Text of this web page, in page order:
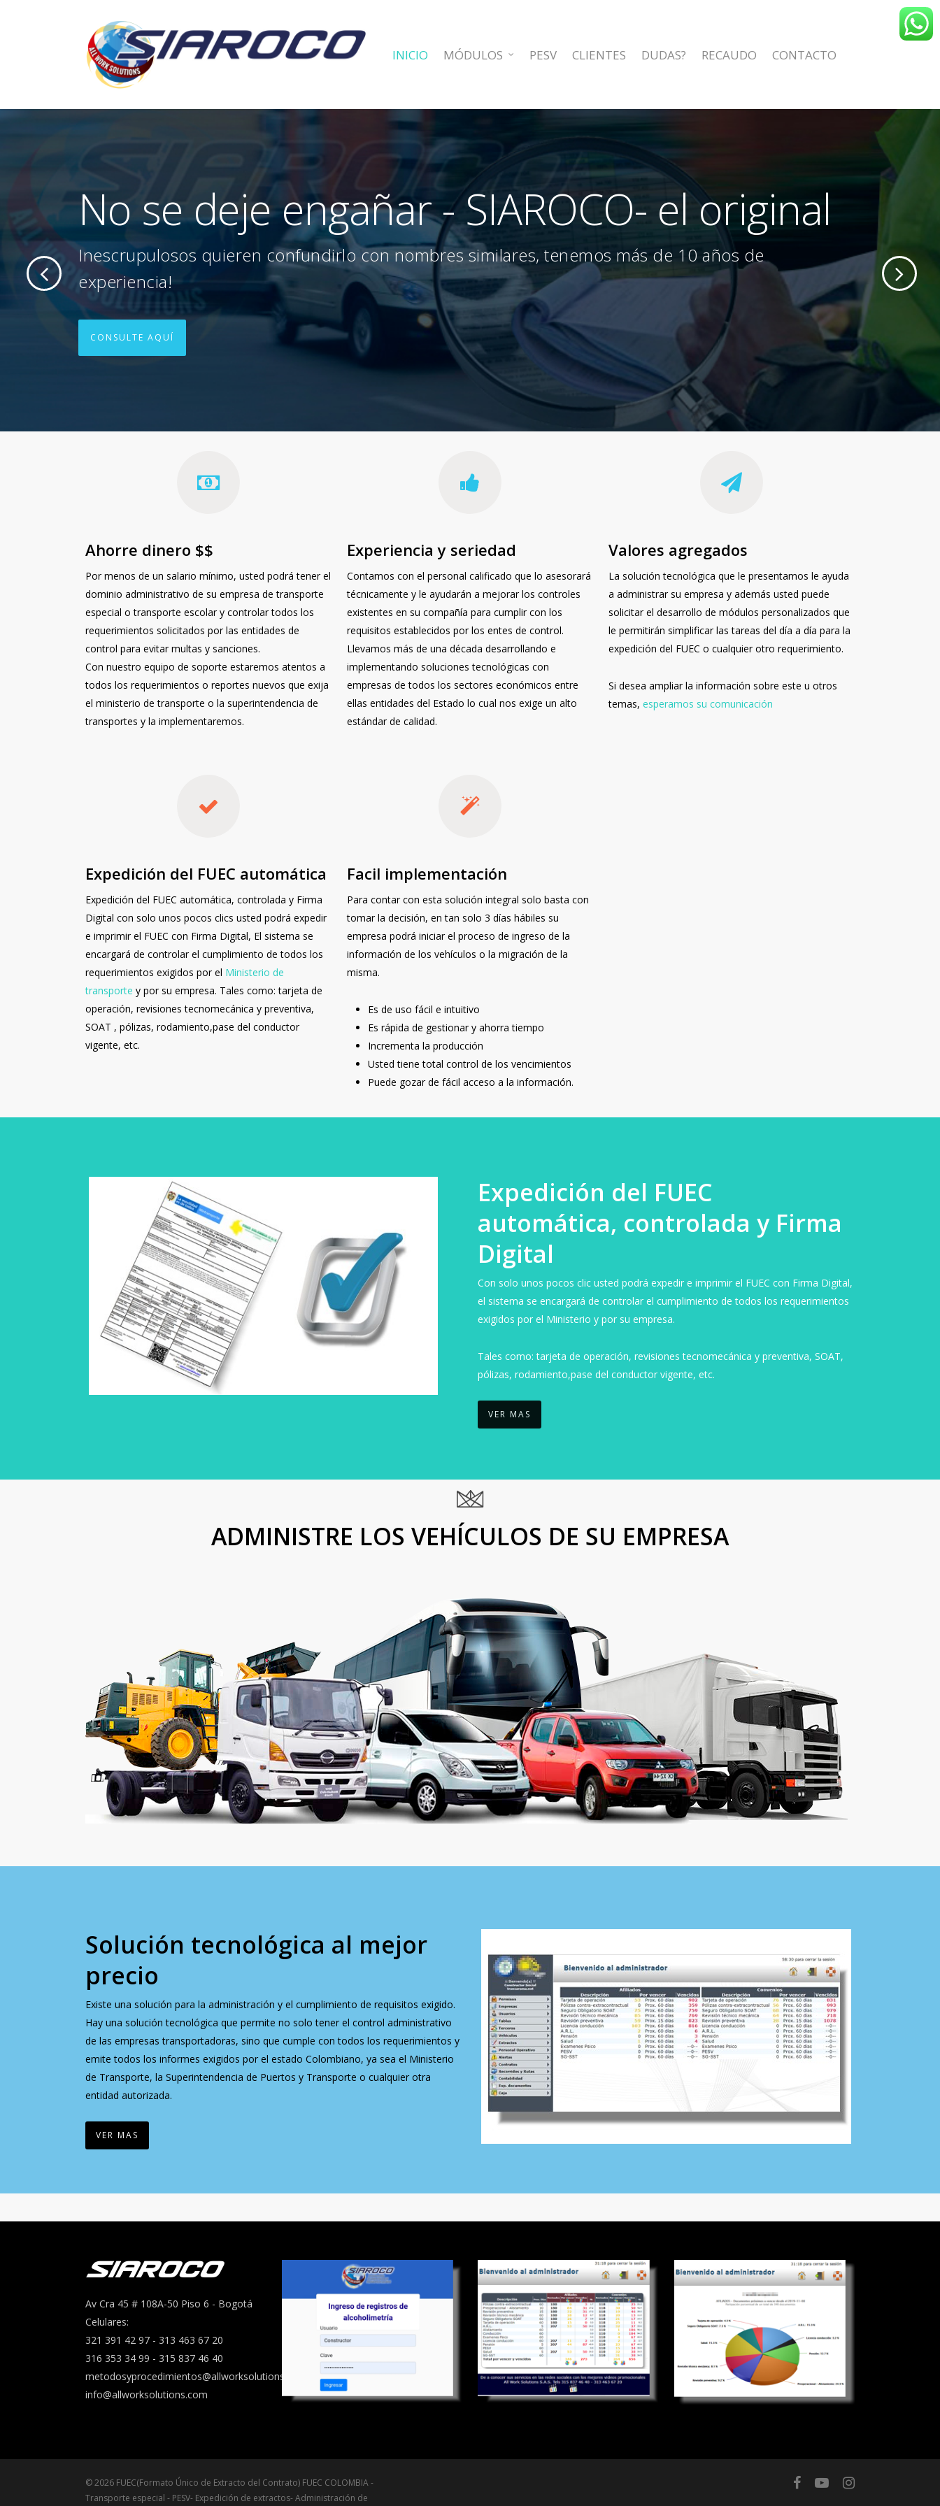
INICIO MÓDULOS PESV CLIENTES DUDAS? RECAUDO CONTACTO
No se deje engañar - SIAROCO- el original
Inescrupulosos quieren confundirlo con nombres similares, tenemos más de 10 años de
experiencia!
CONSULTE AQUÍ
Ahorre dinero $$
Por menos de un salario mínimo, usted podrá tener el
dominio administrativo de su empresa de transporte
especial o transporte escolar y controlar todos los
requerimientos solicitados por las entidades de
control para evitar multas y sanciones.
Con nuestro equipo de soporte estaremos atentos a
todos los requerimientos o reportes nuevos que exija
el ministerio de transporte o la superintendencia de
transportes y la implementaremos.
Experiencia y seriedad
Contamos con el personal calificado que lo asesorará
técnicamente y le ayudarán a mejorar los controles
existentes en su compañía para cumplir con los
requisitos establecidos por los entes de control.
Llevamos más de una década desarrollando e
implementando soluciones tecnológicas con
empresas de todos los sectores económicos entre
ellas entidades del Estado lo cual nos exige un alto
estándar de calidad.
Valores agregados
La solución tecnológica que le presentamos le ayuda
a administrar su empresa y además usted puede
solicitar el desarrollo de módulos personalizados que
le permitirán simplificar las tareas del día a día para la
expedición del FUEC o cualquier otro requerimiento.
Si desea ampliar la información sobre este u otros
temas,esperamos su comunicación
Expedición del FUEC automática
Expedición del FUEC automática, controlada y Firma
Digital con solo unos pocos clics usted podrá expedir
e imprimir el FUEC con Firma Digital, El sistema se
encargará de controlar el cumplimiento de todos los
requerimientos exigidos por el Ministerio de
transporte y por su empresa. Tales como: tarjeta de
operación, revisiones tecnomecánica y preventiva,
SOAT , pólizas, rodamiento,pase del conductor
vigente, etc.
Facil implementación
Para contar con esta solución integral solo basta con
tomar la decisión, en tan solo 3 días hábiles su
empresa podrá iniciar el proceso de ingreso de la
información de los vehículos o la migración de la
misma.
Es de uso fácil e intuitivo
Es rápida de gestionar y ahorra tiempo
Incrementa la producción
Usted tiene total control de los vencimientos
Puede gozar de fácil acceso a la información.
Expedición del FUEC
automática, controlada y Firma
Digital
Con solo unos pocos clic usted podrá expedir e imprimir el FUEC con Firma Digital,
el sistema se encargará de controlar el cumplimiento de todos los requerimientos
exigidos por el Ministerio y por su empresa.
Tales como: tarjeta de operación, revisiones tecnomecánica y preventiva, SOAT,
pólizas, rodamiento,pase del conductor vigente, etc.
VER MAS
ADMINISTRE LOS VEHÍCULOS DE SU EMPRESA
Solución tecnológica al mejor
precio
Existe una solución para la administración y el cumplimiento de requisitos exigido.
Hay una solución tecnológica que permite no solo tener el control administrativo
de las empresas transportadoras, sino que cumple con todos los requerimientos y
emite todos los informes exigidos por el estado Colombiano, ya sea el Ministerio
de Transporte, la Superintendencia de Puertos y Transporte o cualquier otra
entidad autorizada.
VER MAS
Av Cra 45 # 108A-50 Piso 6 - Bogotá
Celulares:
321 391 42 97 - 313 463 67 20
316 353 34 99 - 315 837 46 40
metodosyprocedimientos@allworksolutions.com
info@allworksolutions.com
© 2026 FUEC(Formato Único de Extracto del Contrato) FUEC COLOMBIA -
Transporte especial - PESV- Expedición de extractos- Administración de